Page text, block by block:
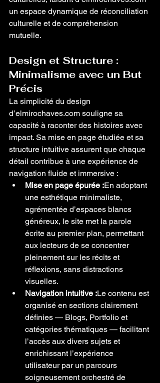
un espace dynamique de réconciliation
culturelle et de compréhension
mutuelle.
Design et Structure :
Minimalisme avec un But
Précis
La simplicité du design
d’elmirochaves.com souligne sa
capacité à raconter des histoires avec
impact. Sa mise en page étudiée et sa
structure intuitive assurent que chaque
détail contribue à une expérience de
navigation fluide et immersive :
Mise en page épurée :En adoptant
une esthétique minimaliste,
agrémentée d’espaces blancs
généreux, le site met la parole
écrite au premier plan, permettant
aux lecteurs de se concentrer
pleinement sur les récits et
réflexions, sans distractions
visuelles.
Navigation intuitive :Le contenu est
organisé en sections clairement
définies — Blogs, Portfolio et
catégories thématiques — facilitant
l’accès aux divers sujets et
enrichissant l’expérience
utilisateur par un parcours
soigneusement orchestré de